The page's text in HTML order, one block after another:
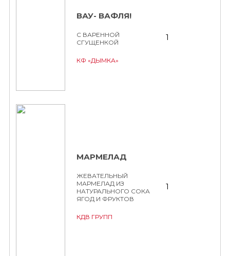
ВАУ- ВАФЛЯ!
С ВАРЕННОЙ
СГУЩЕНКОЙ
КФ «ДЫМКА»
1
МАРМЕЛАД
ЖЕВАТЕЛЬНЫЙ
МАРМЕЛАД ИЗ
НАТУРАЛЬНОГО СОКА
ЯГОД И ФРУКТОВ
КДВ ГРУПП
1